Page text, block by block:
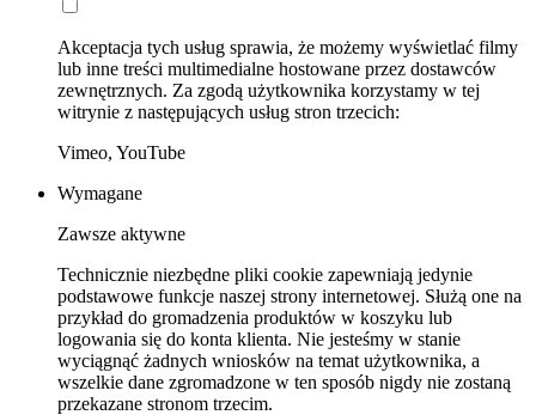
Akceptacja tych usług sprawia, że możemy wyświetlać filmy
lub inne treści multimedialne hostowane przez dostawców
zewnętrznych. Za zgodą użytkownika korzystamy w tej
witrynie z następujących usług stron trzecich:
Vimeo, YouTube
Wymagane
Zawsze aktywne
Technicznie niezbędne pliki cookie zapewniają jedynie
podstawowe funkcje naszej strony internetowej. Służą one na
przykład do gromadzenia produktów w koszyku lub
logowania się do konta klienta. Nie jesteśmy w stanie
wyciągnąć żadnych wniosków na temat użytkownika, a
wszelkie dane zgromadzone w ten sposób nigdy nie zostaną
przekazane stronom trzecim.